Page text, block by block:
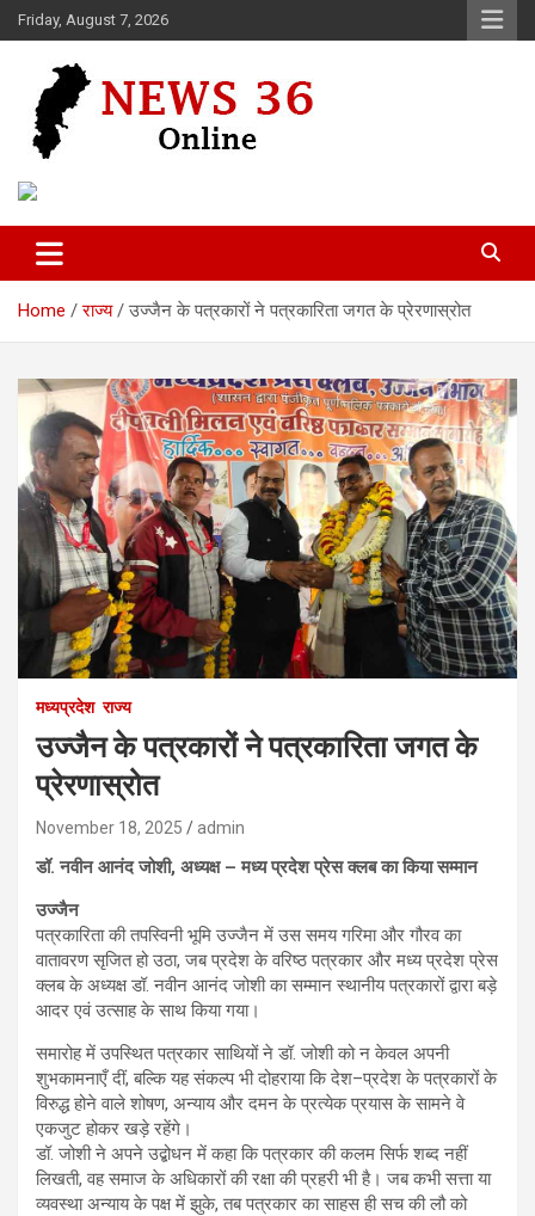
Skip
to
Friday, August 7, 2026
News 36
Home राज्य उज्जैन के पत्रकारों ने पत्रकारिता जगत के प्रेरणास्रोत
मध्यप्रदेश राज्य
उज्जैन के पत्रकारों ने पत्रकारिता जगत के
प्रेरणास्रोत
November 18, 2025 admin
डॉ. नवीन आनंद जोशी, अध्यक्ष – मध्य प्रदेश प्रेस क्लब का किया सम्मान
उज्जैन
पत्रकारिता की तपस्विनी भूमि उज्जैन में उस समय गरिमा और गौरव का
वातावरण सृजित हो उठा, जब प्रदेश के वरिष्ठ पत्रकार और मध्य प्रदेश प्रेस
क्लब के अध्यक्ष डॉ. नवीन आनंद जोशी का सम्मान स्थानीय पत्रकारों द्वारा बड़े
आदर एवं उत्साह के साथ किया गया।
समारोह में उपस्थित पत्रकार साथियों ने डॉ. जोशी को न केवल अपनी
शुभकामनाएँ दीं, बल्कि यह संकल्प भी दोहराया कि देश–प्रदेश के पत्रकारों के
विरुद्ध होने वाले शोषण, अन्याय और दमन के प्रत्येक प्रयास के सामने वे
एकजुट होकर खड़े रहेंगे।
डॉ. जोशी ने अपने उद्बोधन में कहा कि पत्रकार की कलम सिर्फ शब्द नहीं
लिखती, वह समाज के अधिकारों की रक्षा की प्रहरी भी है। जब कभी सत्ता या
व्यवस्था अन्याय के पक्ष में झुके, तब पत्रकार का साहस ही सच की लौ को